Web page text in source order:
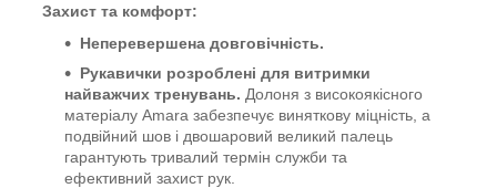
Захист та комфорт:
Неперевершена довговічність.
Рукавички розроблені для витримки
найважчих тренувань. Долоня з високоякісного
матеріалу Amara забезпечує виняткову міцність, а
подвійний шов і двошаровий великий палець
гарантують тривалий термін служби та
ефективний захист рук.